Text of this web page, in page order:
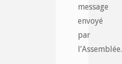
message
envoyé
par
l’Assemblée.